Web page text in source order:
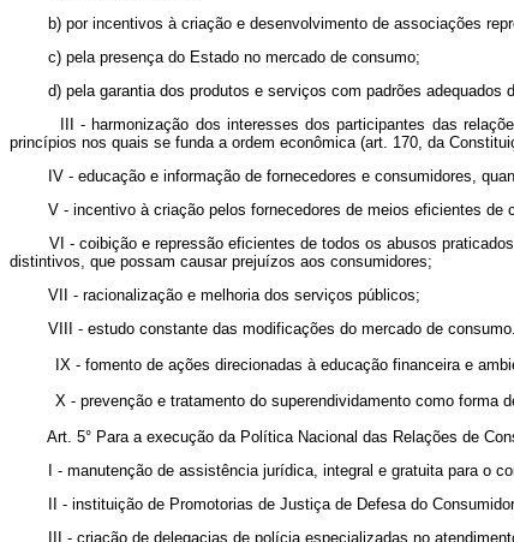
b) por incentivos à criação e desenvolvimento de associações
c) pela presença do Estado no mercado de consumo;
d) pela garantia dos produtos e serviços com padrões adequados
III - harmonização dos interesses dos participantes das relações
princípios nos quais se funda a ordem econômica (art. 170, da
IV - educação e informação de fornecedores e consumidores,
V - incentivo à criação pelos fornecedores de meios eficientes de
VI - coibição e repressão eficientes de todos os abusos praticados
distintivos, que possam causar prejuízos aos consumidores;
VII - racionalização e melhoria dos serviços públicos;
VIII - estudo constante das modificações do mercado de consumo.
IX - fomento de ações direcionadas à educação financeira e
X - prevenção e tratamento do superendividamento como
Art. 5° Para a execução da Política Nacional das Relações de
I - manutenção de assistência jurídica, integral e gratuita para o
II - instituição de Promotorias de Justiça de Defesa do
III - criação de delegacias de polícia especializadas no